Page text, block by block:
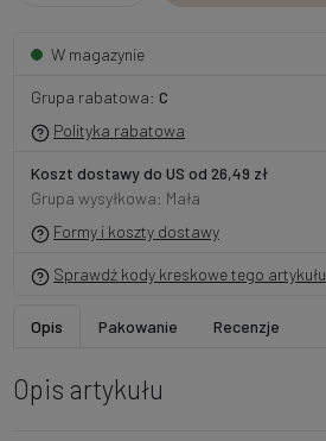
W magazynie
Grupa rabatowa: C
Polityka rabatowa
Koszt dostawy do US od 26,49 zł
Grupa wysyłkowa: Mała
Formy i koszty dostawy
Sprawdź kody kreskowe tego artykułu
Opis Pakowanie Recenzje
Opis artykułu